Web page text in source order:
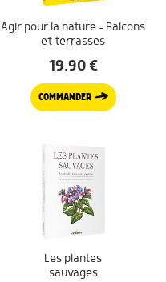
Agir pour la nature – Balcons
et terrasses
19.90€
COMMANDER
Les plantes
sauvages